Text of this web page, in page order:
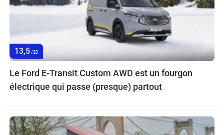
13,5 /20
Le Ford E-Transit Custom AWD est un fourgon
électrique qui passe (presque) partout